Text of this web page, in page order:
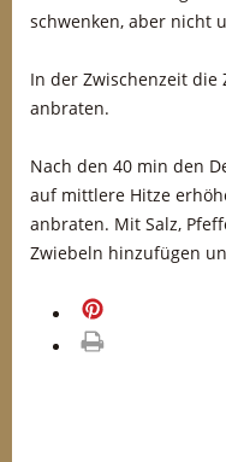
schwenken, aber nicht
In der Zwischenzeit
anbraten.
Nach den 40 min den
auf mittlere Hitze
anbraten. Mit Salz,
Zwiebeln hinzufügen